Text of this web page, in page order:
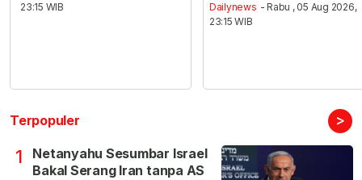
23:15 WIB
Dailynews - Rabu , 05 Aug 2026,
23:15 WIB
Terpopuler >
1
Netanyahu Sesumbar Israel
Bakal Serang Iran tanpa AS